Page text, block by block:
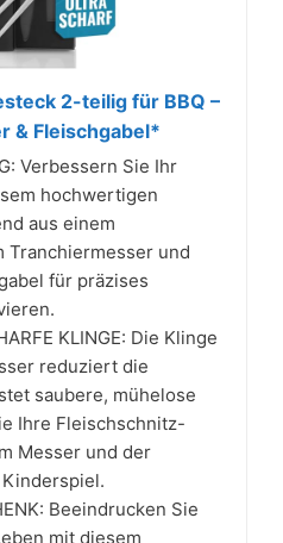
2-teilig für BBQ –
& Fleischgabel*
Verbessern Sie Ihr
hochwertigen
aus einem
Tranchiermesser und
für präzises
KLINGE: Die Klinge
reduziert die
saubere, mühelose
Ihre Fleischschnitz-
Messer und der
Beeindrucken Sie
mit diesem